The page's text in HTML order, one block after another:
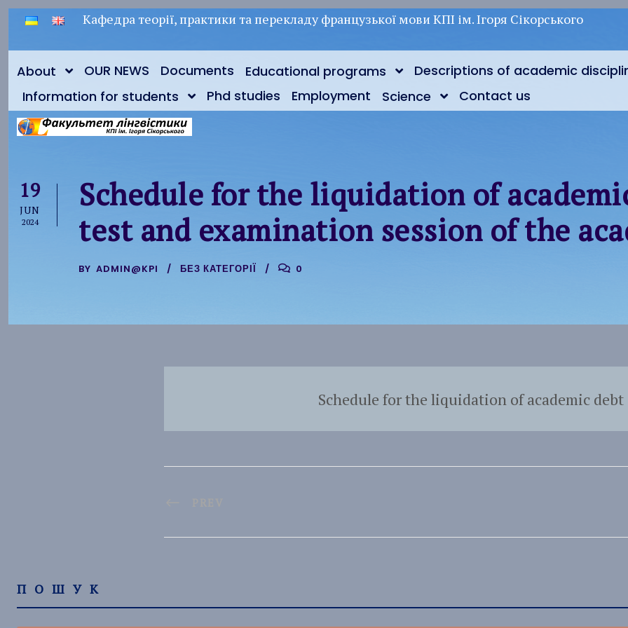
Кафедра теорії, практики та перекладу французької мови КПІ ім. Ігоря Сікорського
About OUR NEWS Documents Educational programs
Descriptions of academic
Information for students
Phd studies Employment Science Contact us
19
JUN
2024
Schedule for the liquidation of
test and examination session of the
BY ADMIN@KPI БЕЗ КАТЕГОРІЇ 0
Schedule for the liquidation of academic debt
ПОШУК